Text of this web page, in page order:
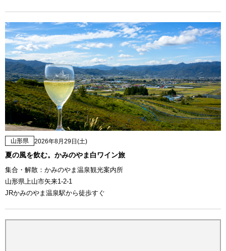
山形県 2026年8月29日(土)
夏の風を飲む。かみのやま白ワイン旅
集合・解散：かみのやま温泉観光案内所
山形県上山市矢来1-2-1
JRかみのやま温泉駅から徒歩すぐ